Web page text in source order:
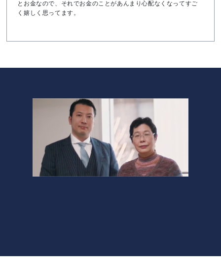
とお金なので、それでお金のことがあんまり心配なくなってすご
く嬉しく思ってます。